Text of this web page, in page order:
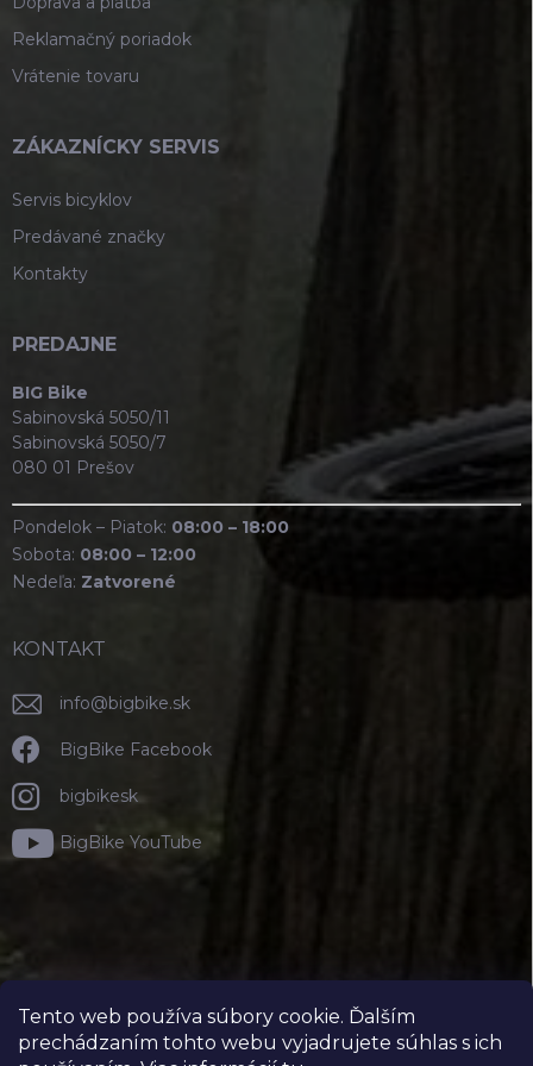
Tento web používa súbory cookie. Ďalším
prechádzaním tohto webu vyjadrujete súhlas s ich
Reklamačný poriadok
Vrátenie tovaru
ZÁKAZNÍCKY SERVIS
Servis bicyklov
Predávané značky
Kontakty
PREDAJNE
BIG Bike
Sabinovská 5050/11
Sabinovská 5050/7
080 01 Prešov
Pondelok – Piatok: 08:00 – 18:00
Sobota: 08:00 – 12:00
Nedeľa: Zatvorené
KONTAKT
info@bigbike.sk
BigBike Facebook
bigbikesk
BigBike YouTube